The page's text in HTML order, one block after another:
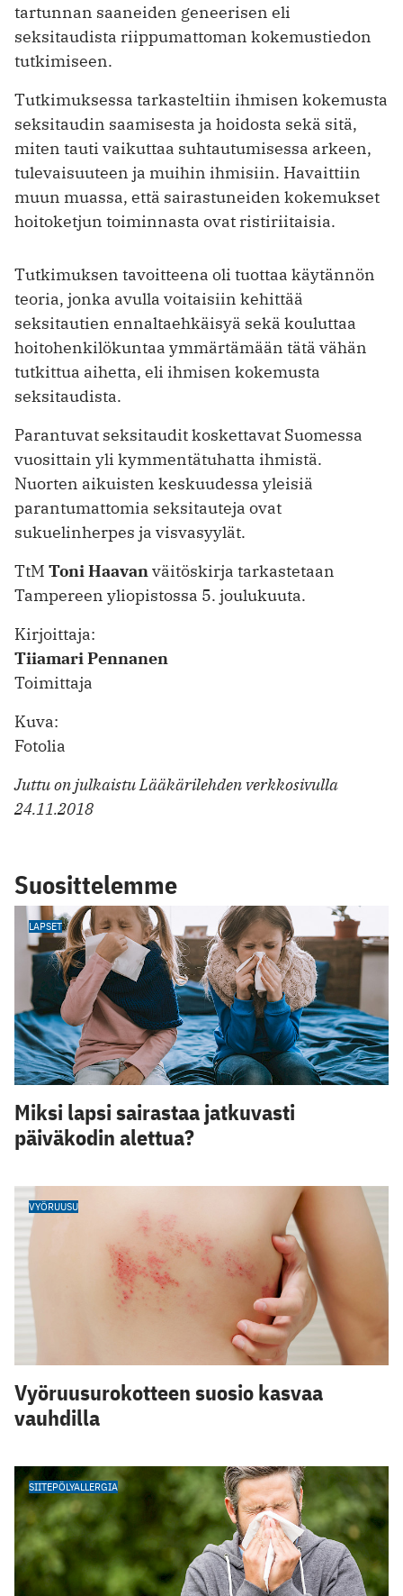
tartunnan saaneiden geneerisen eli
seksitaudista riippumattoman kokemustiedon
tutkimiseen.
Tutkimuksessa tarkasteltiin ihmisen kokemusta
seksitaudin saamisesta ja hoidosta sekä sitä,
miten tauti vaikuttaa suhtautumisessa arkeen,
tulevaisuuteen ja muihin ihmisiin. Havaittiin
muun muassa, että sairastuneiden kokemukset
hoitoketjun toiminnasta ovat ristiriitaisia.
Tutkimuksen tavoitteena oli tuottaa käytännön
teoria, jonka avulla voitaisiin kehittää
seksitautien ennaltaehkäisyä sekä kouluttaa
hoitohenkilökuntaa ymmärtämään tätä vähän
tutkittua aihetta, eli ihmisen kokemusta
seksitaudista.
Parantuvat seksitaudit koskettavat Suomessa
vuosittain yli kymmentätuhatta ihmistä.
Nuorten aikuisten keskuudessa yleisiä
parantumattomia seksitauteja ovat
sukuelinherpes ja visvasyylät.
TtM Toni Haavanväitöskirja tarkastetaan
Tampereen yliopistossa 5. joulukuuta.
Kirjoittaja:
Tiiamari Pennanen
Toimittaja
Kuva:
Fotolia
Juttu on julkaistu Lääkärilehden verkkosivulla
24.11.2018
Suosittelemme
LAPSET
Miksi lapsi sairastaa jatkuvasti
päiväkodin alettua?
VYÖRUUSU
Vyöruusurokotteen suosio kasvaa
vauhdilla
SIITEPÖLYALLERGIA